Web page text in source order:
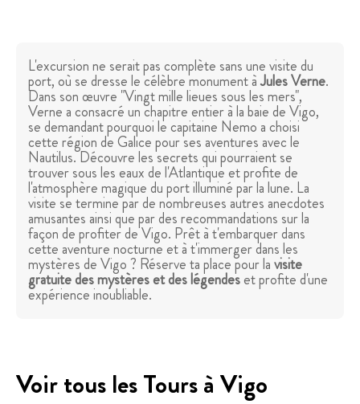
L'excursion ne serait pas complète sans une visite du
port, où se dresse le célèbre monument àJules Verne.
Dans son œuvre "Vingt mille lieues sous les mers",
Verne a consacré un chapitre entier à la baie de Vigo,
se demandant pourquoi le capitaine Nemo a choisi
cette région de Galice pour ses aventures avec le
Nautilus. Découvre les secrets qui pourraient se
trouver sous les eaux de l'Atlantique et profite de
l'atmosphère magique du port illuminé par la lune. La
visite se termine par de nombreuses autres anecdotes
amusantes ainsi que par des recommandations sur la
façon de profiter de Vigo. Prêt à t'embarquer dans
cette aventure nocturne et à t'immerger dans les
mystères de Vigo ? Réserve ta place pour lavisite
gratuite des mystères et des légendeset profite d'une
expérience inoubliable.
Voir tous les Tours à Vigo